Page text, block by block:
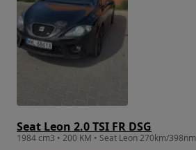
Seat Leon 2.0 TSI FR DSG
1984 cm3 • 200 KM • Seat Leon 270km/398nm